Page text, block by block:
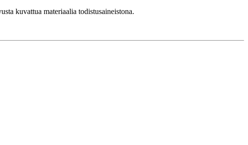
kuvattua materiaalia todistusaineistona.